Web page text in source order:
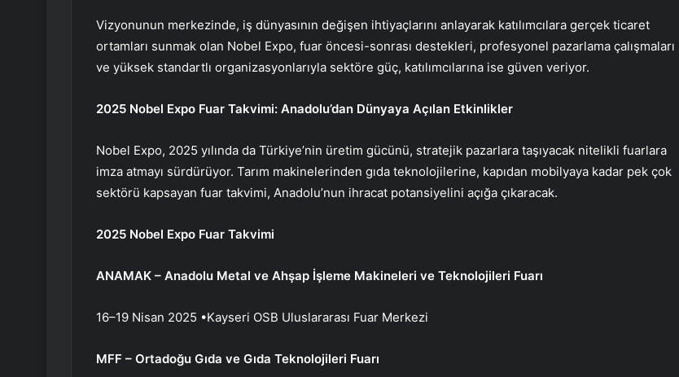
Vizyonunun merkezinde, iş dünyasının değişen ihtiyaçlarını anlayarak katılımcılara gerçek ticaret
ortamları sunmak olan Nobel Expo, fuar öncesi-sonrası destekleri, profesyonel pazarlama çalışmaları
ve yüksek standartlı organizasyonlarıyla sektöre güç, katılımcılarına ise güven veriyor.
2025 Nobel Expo Fuar Takvimi: Anadolu’dan Dünyaya Açılan Etkinlikler
Nobel Expo, 2025 yılında da Türkiye’nin üretim gücünü, stratejik pazarlara taşıyacak nitelikli fuarlara
imza atmayı sürdürüyor. Tarım makinelerinden gıda teknolojilerine, kapıdan mobilyaya kadar pek çok
sektörü kapsayan fuar takvimi, Anadolu’nun ihracat potansiyelini açığa çıkaracak.
2025 Nobel Expo Fuar Takvimi
ANAMAK – Anadolu Metal ve Ahşap İşleme Makineleri ve Teknolojileri Fuarı
16–19 Nisan 2025 •Kayseri OSB Uluslararası Fuar Merkezi
MFF – Ortadoğu Gıda ve Gıda Teknolojileri Fuarı